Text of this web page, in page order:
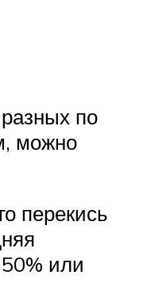
по
можно
перекись
или